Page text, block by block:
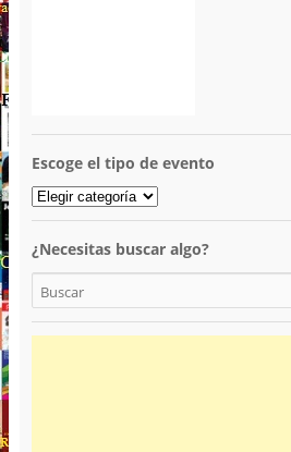
Escoge el tipo de evento
¿Necesitas buscar algo?